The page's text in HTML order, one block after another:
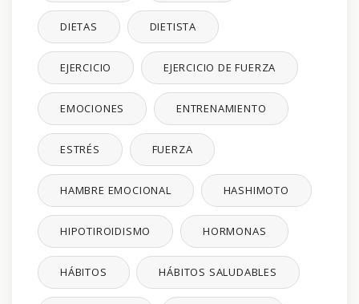
DIETAS DIETISTA
EJERCICIO EJERCICIO DE FUERZA
EMOCIONES ENTRENAMIENTO
ESTRÉS FUERZA
HAMBRE EMOCIONAL HASHIMOTO
HIPOTIROIDISMO HORMONAS
HÁBITOS HÁBITOS SALUDABLES